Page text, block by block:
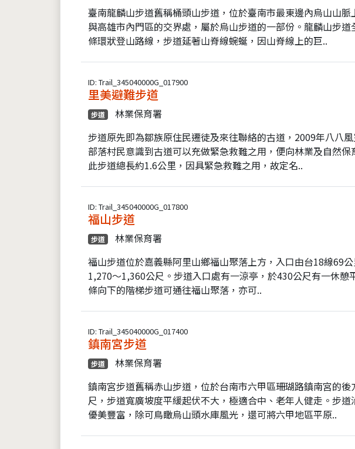
臺南龍麟山步道舊稱桶頭山步道，位於臺南市最東邊內烏山山脈
與高雄市內門區的交界處，屬於烏山步道的一部份。龍麟山步
條環狀登山路線，步道延著山脊線蜿蜒，因山脊線上的巨..
ID: Trail_345040000G_017900
里美避難步道
步道
林業保育署
步道原先即為鄒族原住民遷徒及來往聯絡的古道，2009年八八風
部落村民意識到古道可以充做緊急救難之用，便向林業及自然保
此步道總長約1.6公里，因具緊急救難之用，故定名..
ID: Trail_345040000G_017800
福山步道
步道
林業保育署
福山步道位於嘉義縣阿里山鄉福山聚落上方，入口由台18線69
1,270～1,360公尺。步道入口處有一涼亭，於430公尺有一休憩
條向下的階梯步道可通往福山聚落，亦可..
ID: Trail_345040000G_017400
鎮南宮步道
步道
林業保育署
鎮南宮步道舊稱赤山步道，位於台南市六甲區珊瑚路鎮南宮的
尺，步道寬廣坡度平緩起伏不大，極適合中、老年人健走。步道
優美豐富，除可鳥瞰烏山頭水庫風光，還可將六甲地區平原..